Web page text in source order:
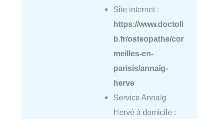
Site internet :
https://www.doctoli
b.fr/osteopathe/cor
meilles-en-
parisis/annaig-
herve
Service Annaïg
Hervé à domicile :